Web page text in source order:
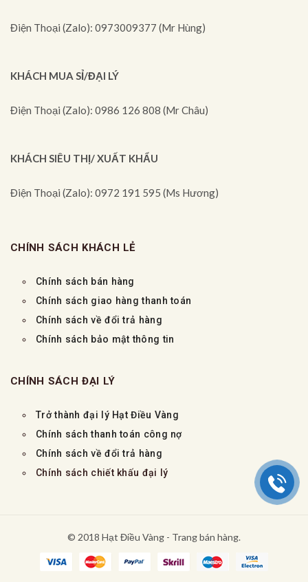
Điện Thoại (Zalo): 0973009377 (Mr Hùng)
KHÁCH MUA SỈ/ĐẠI LÝ
Điện Thoại (Zalo): 0986 126 808 (Mr Châu)
KHÁCH SIÊU THỊ/ XUẤT KHẨU
Điện Thoại (Zalo): 0972 191 595 (Ms Hương)
CHÍNH SÁCH KHÁCH LẺ
Chính sách bán hàng
Chính sách giao hàng thanh toán
Chính sách về đổi trả hàng
Chính sách bảo mật thông tin
CHÍNH SÁCH ĐẠI LÝ
Trở thành đại lý Hạt Điều Vàng
Chính sách thanh toán công nợ
Chính sách về đổi trả hàng
Chính sách chiết khấu đại lý
© 2018 Hạt Điều Vàng - Trang bán hàng.